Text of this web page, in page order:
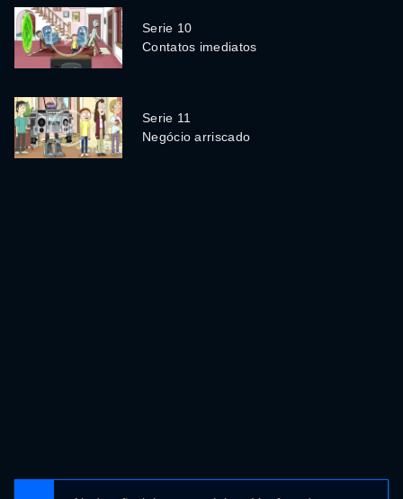
Serie 10
Contatos imediatos
Serie 11
Negócio arriscado